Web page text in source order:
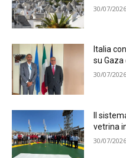
30/07/2026
Italia
su
30/07/2026
Il
vetrina
30/07/2026